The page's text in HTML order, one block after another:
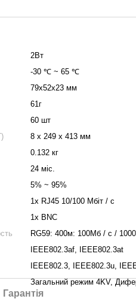
2Вт
-30 ℃ ~ 65 ℃
79х52х23 мм
61г
60 шт
8 x 249 x 413 мм
0.132 кг
24 міс.
5% ~ 95%
1x RJ45 10/100 Мбіт / с
1x BNC
RG59: 400м: 100Мб / с /
IEEE802.3af, IEEE802.3at
IEEE802.3, IEEE802.3u,
Загальний режим 4KV,
Гарантія